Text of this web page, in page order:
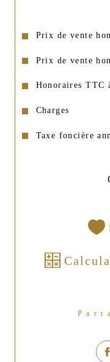
Prix de vente
Prix de vente
Honoraires TTC
Charges
Taxe foncière